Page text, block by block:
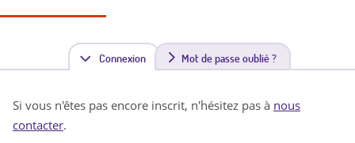
Connexion(
n
Mot de passe oublié ?
Si vous n'êtes pas encore inscrit, n'hésitez pas à nous
contacter.